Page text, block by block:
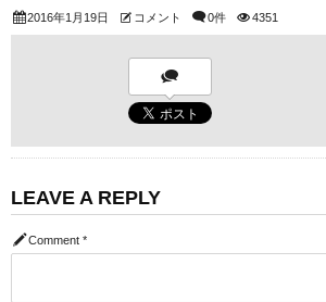
2016年1月19日 コメント 0件 4351
LEAVE A REPLY
Comment *